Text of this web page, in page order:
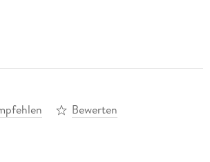
Bewerten